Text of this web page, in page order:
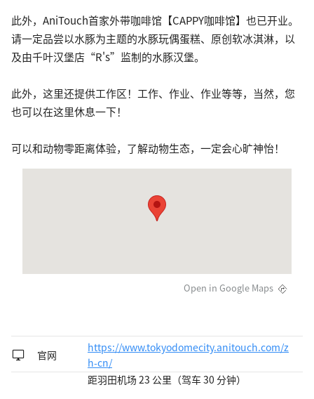
此外，AniTouch首家外带咖啡馆【CAPPY咖啡馆】也已开业。
请一定品尝以水豚为主题的水豚玩偶蛋糕、原创软冰淇淋，以
及由千叶汉堡店“R's”监制的水豚汉堡。
此外，这里还提供工作区！工作、作业、作业等等，当然，您
也可以在这里休息一下！
可以和动物零距离体验，了解动物生态，一定会心旷神怡！
Open in Google Maps
官网
https://www.tokyodomecity.anitouch.com/z
h-cn/
距羽田机场 23 公里（驾车 30 分钟）